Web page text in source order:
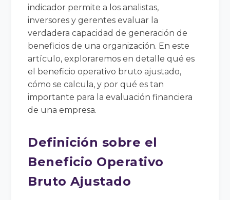
indicador permite a los analistas,
inversores y gerentes evaluar la
verdadera capacidad de generación de
beneficios de una organización. En este
artículo, exploraremos en detalle qué es
el beneficio operativo bruto ajustado,
cómo se calcula, y por qué es tan
importante para la evaluación financiera
de una empresa.
Definición sobre el
Beneficio Operativo
Bruto Ajustado